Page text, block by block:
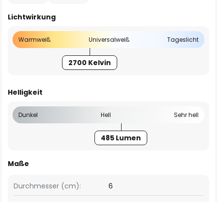
Lichtwirkung
Warmweiß Universalweiß Tageslicht
2700 Kelvin
Helligkeit
Dunkel Hell Sehr hell
485 Lumen
Maße
Durchmesser (cm): 6